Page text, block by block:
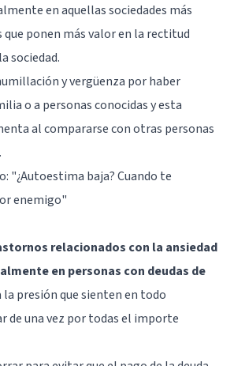
en aquellas sociedades más
que ponen más valor en la rectitud
sociedad.
y vergüenza por haber
o a personas conocidas y esta
al compararse con otras personas
"¿Autoestima baja? Cuando te
enemigo"
relacionados con la ansiedad
en personas con deudas de
la presión que sienten en todo
de una vez por todas el importe